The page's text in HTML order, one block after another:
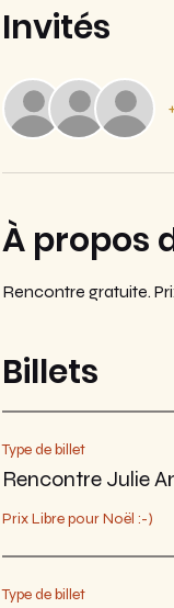
Invités
À propos
Rencontre gratuite.
Billets
Type de billet
Rencontre Julie
Prix Libre pour Noël :-)
Type de billet